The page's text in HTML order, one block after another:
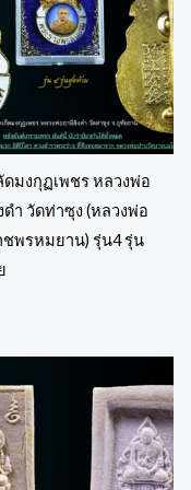
ดมงกุฏเพชร หลวงพ่อ
ดำ วัดท่าซุง (หลวงพ่อ
ชพรหมยาน) รุ่น4 รุ่น